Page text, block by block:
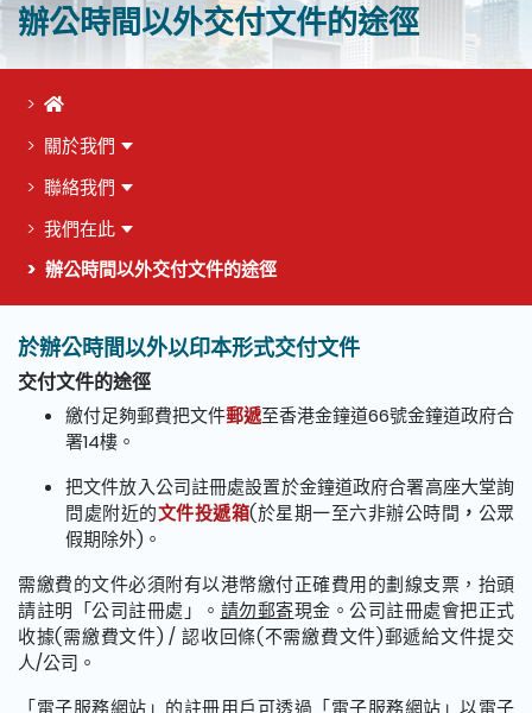
辦公時間以外交付文件的途徑
首頁
關於我們
聯絡我們
我們在此
辦公時間以外交付文件的途徑
這個頁面的主要內容
於辦公時間以外以印本形式交付文件
交付文件的途徑
繳付足夠郵費把文件郵遞至香港金鐘道66號金鐘道政府合
署14樓。
把文件放入公司註冊處設置於金鐘道政府合署高座大堂詢
問處附近的文件投遞箱(於星期一至六非辦公時間 ， 公眾
假期除外)。
需繳費的文件必須附有以港幣繳付正確費用的劃線支票，抬頭
請註明「公司註冊處」。 請勿郵寄現金。公司註冊處會把正式
收據(需繳費文件) / 認收回條(不需繳費文件)郵遞給文件提交
人/公司。